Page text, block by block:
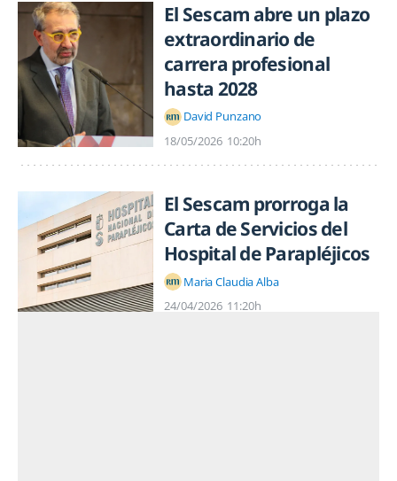
El Sescam abre un plazo
extraordinario de
carrera profesional
hasta 2028
David Punzano
18/05/2026 10:20h
El Sescam prorroga la
Carta de Servicios del
Hospital de Parapléjicos
Maria Claudia Alba
24/04/2026 11:20h